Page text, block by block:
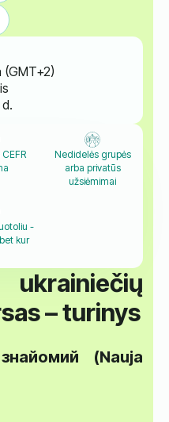
(GMT+2)
Nedidelės grupės
arba privatūs
užsiėmimai
-
kur
ukrainiečių
– turinys
(Nauja